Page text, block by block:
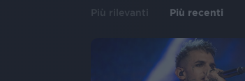
Più rilevanti Più recenti